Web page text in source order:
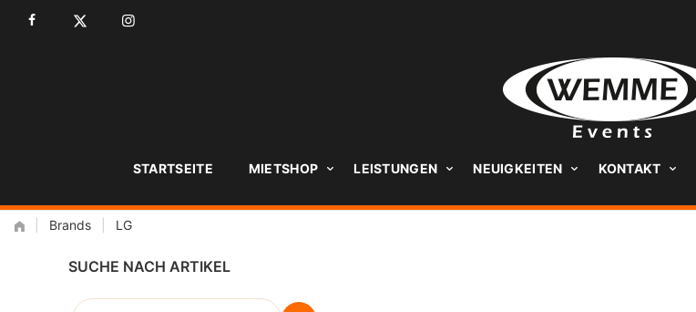
Zum
STARTSEITE MIETSHOP LEISTUNGEN NEUIGKEITEN KONTAKT
Brands LG
SUCHE NACH ARTIKEL